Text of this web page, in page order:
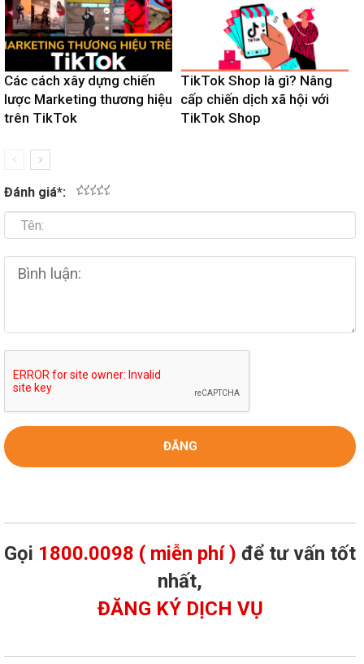
Các cách xây dựng chiến
lược Marketing thương hiệu
trên TikTok
TikTok Shop là gì? Nâng
cấp chiến dịch xã hội với
TikTok Shop
Đánh giá*:
Gọi 1800.0098 ( miễn phí ) để tư vấn tốt
nhất,
ĐĂNG KÝ DỊCH VỤ